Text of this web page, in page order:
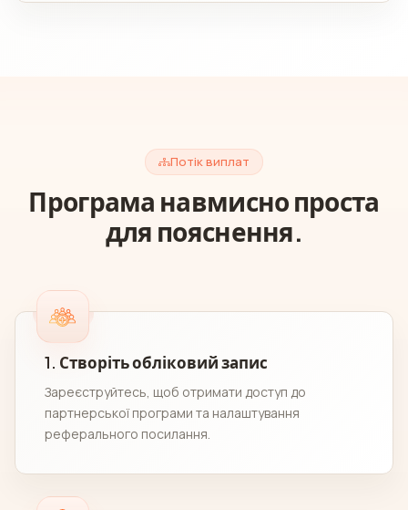
Потік виплат
Програма навмисно проста
для пояснення.
1. Створіть обліковий запис
Зареєструйтесь, щоб отримати доступ до
партнерської програми та налаштування
реферального посилання.